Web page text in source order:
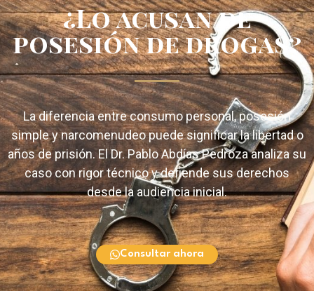
¿Lo acusan de
posesión de drogas?
La diferencia entre consumo personal, posesión
simple y narcomenudeo puede significar la libertad o
años de prisión. El Dr. Pablo Abdías Pedroza analiza su
caso con rigor técnico y defiende sus derechos
desde la audiencia inicial.
Consultar ahora